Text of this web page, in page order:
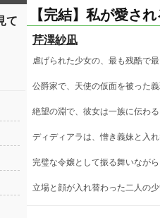
【完結】私が愛さ
芹澤紗凪
虐げられた少女の、最も残酷で
公爵家で、天使の仮面を被った
絶望の淵で、彼女は一族に伝わ
ディディアラは、憎き義妹と入れ
完璧な令嬢として振る舞いなが
立場と顔が入れ替わった二人の
て